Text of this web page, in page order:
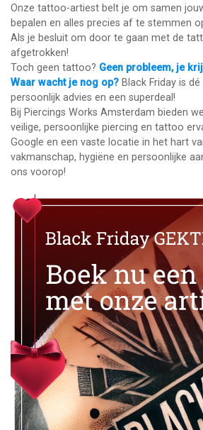
Onze tattoo-artiest belt je om samen
bepalen en alles precies af te stemmen
Als je besluit om door te gaan met de
afgetrokken!
Toch geen tattoo? Geen probleem, je
Waar wacht je nog op? Black Friday is
persoonlijk advies en een superdeal!
Bij Piercings Works Amsterdam bieden
veilige, persoonlijke piercing en tattoo
Google en een vaste locatie in het hart
vakmanschap, hygiëne en persoonlijke
ons voorop!